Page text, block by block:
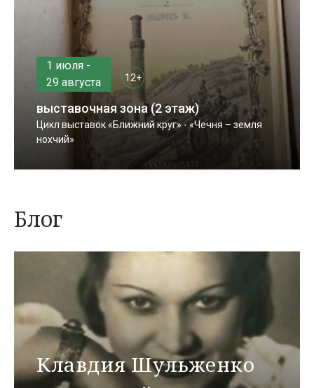
1 июля -
29 августа
12+
выставочная зона (2 этаж)
Цикл выставок «Ближний круг» - «Чечня – земля
нохчий»
Блог
Клавдия Шульженко